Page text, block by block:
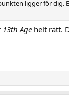
ligger för dig.
13th Age helt rätt.